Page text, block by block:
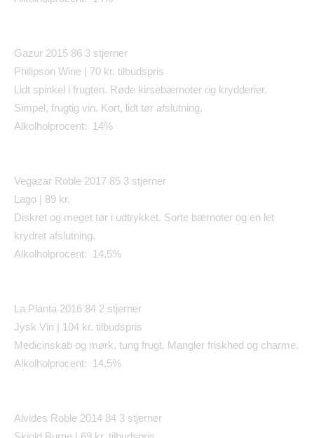
Gazur 2015 86 3 stjerner
Philipson Wine | 70 kr. tilbudspris
Lidt spinkel i frugten. Røde kirsebærnoter og krydderier.
Simpel, frugtig vin. Kort, lidt tør afslutning.
Alkolholprocent: 14%
Vegazar Roble 2017 85 3 stjerner
Lago | 89 kr.
Diskret og meget tør i udtrykket. Sorte bærnoter og en let
krydret afslutning.
Alkolholprocent: 14,5%
La Planta 2016 84 2 stjerner
Jysk Vin | 104 kr. tilbudspris
Medicinskab og mørk, tung frugt. Mangler friskhed og charme.
Alkolholprocent: 14,5%
Alvides Roble 2014 84 3 stjerner